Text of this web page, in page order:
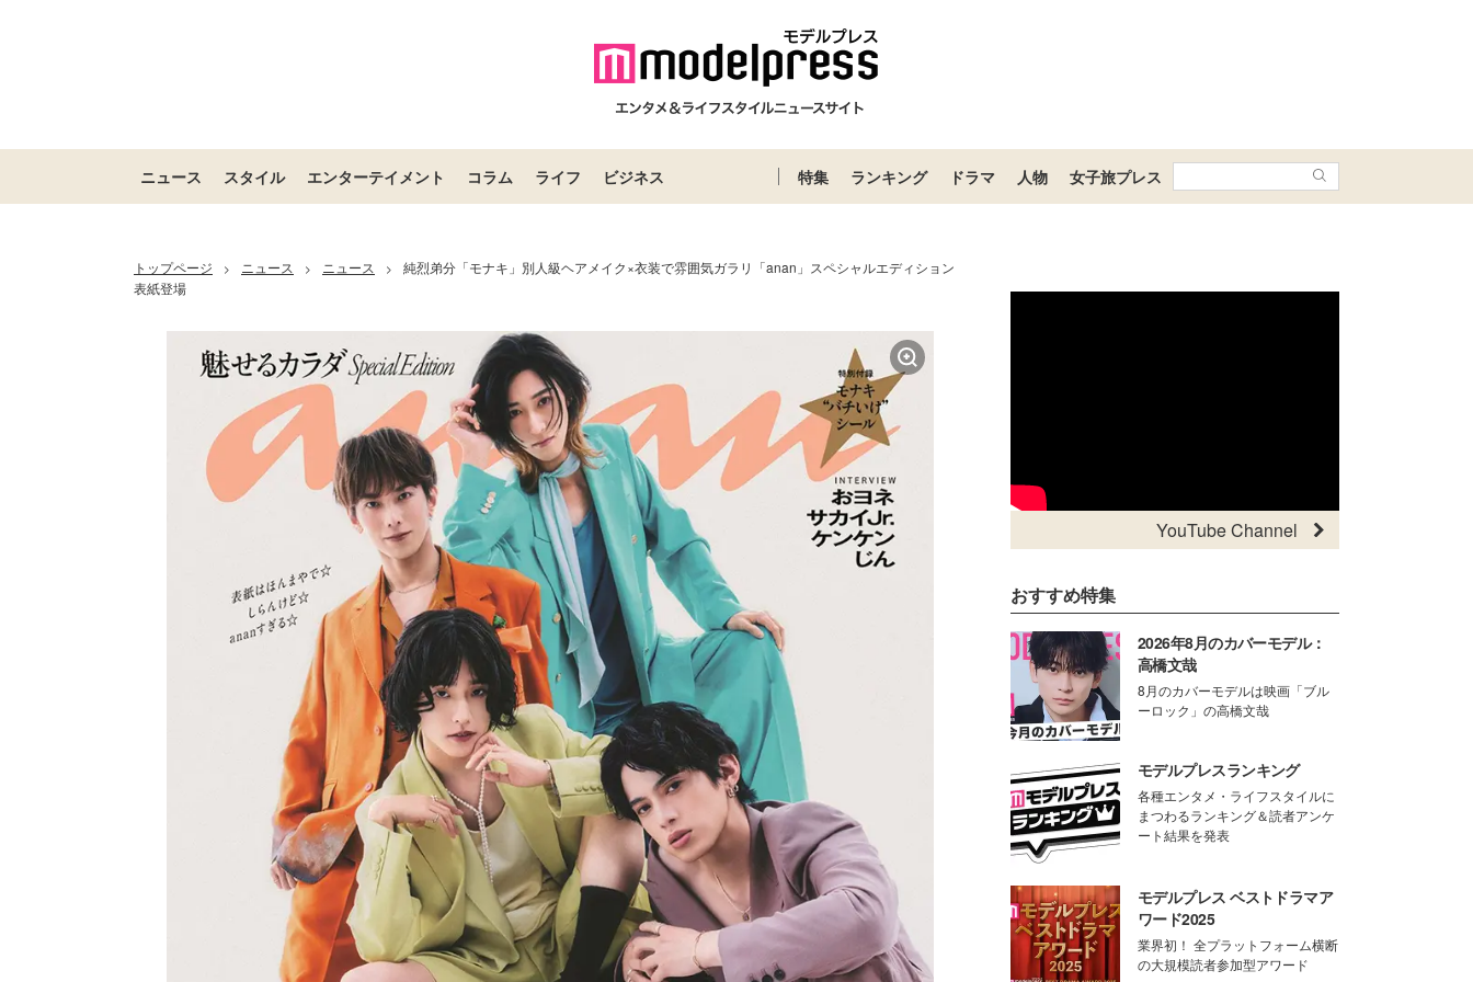
ニュース スタイル エンターテイメント コラム ライフ ビジネス 特集 ランキング ドラマ 人物 女子旅プレス
トップページ > ニュース > ニュース >
純烈弟分「モナキ」別人級ヘアメイク×衣装で雰囲気ガラリ「anan」スペシャルエディション
表紙登場
YouTube Channel
おすすめ特集
2026年8月のカバーモデル：
高橋文哉
8月のカバーモデルは映画「ブル
ーロック」の高橋文哉
モデルプレスランキング
各種エンタメ・ライフスタイルに
まつわるランキング＆読者アンケ
ート結果を発表
モデルプレス ベストドラマア
ワード2025
業界初！ 全プラットフォーム横断
の大規模読者参加型アワード